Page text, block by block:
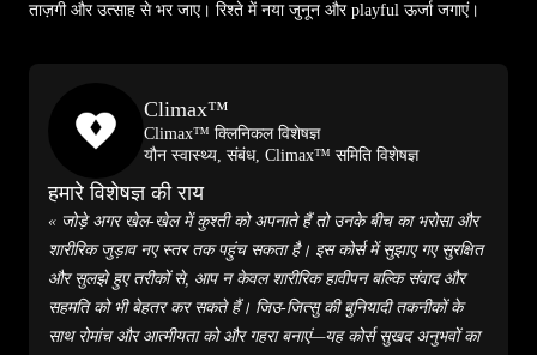
ताज़गी और उत्साह से भर जाए। रिश्ते में नया जुनून और playful ऊर्जा जगाएं।
Climax™
Climax™ क्लिनिकल विशेषज्ञ
यौन स्वास्थ्य, संबंध, Climax™ समिति विशेषज्ञ
हमारे विशेषज्ञ की राय
« जोड़े अगर खेल-खेल में कुश्ती को अपनाते हैं तो उनके बीच का भरोसा और
शारीरिक जुड़ाव नए स्तर तक पहुंच सकता है। इस कोर्स में सुझाए गए सुरक्षित
और सुलझे हुए तरीकों से, आप न केवल शारीरिक हावीपन बल्कि संवाद और
सहमति को भी बेहतर कर सकते हैं। जिउ-जित्सु की बुनियादी तकनीकों के
साथ रोमांच और आत्मीयता को और गहरा बनाएं—यह कोर्स सुखद अनुभवों का